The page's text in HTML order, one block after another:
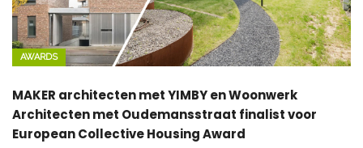
AWARDS
MAKER architecten met YIMBY en Woonwerk
Architecten met Oudemansstraat finalist voor
European Collective Housing Award